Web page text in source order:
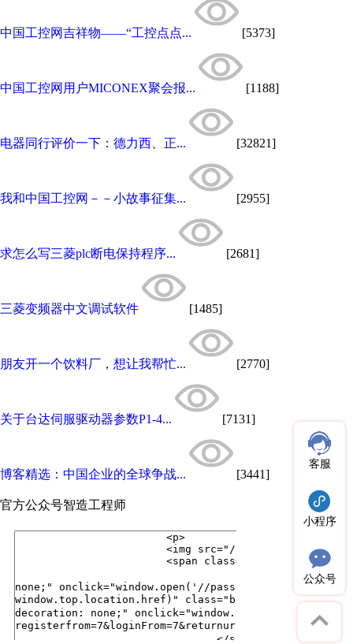
中国工控网吉祥物——“工控点点... [5373]
中国工控网用户MICONEX聚会报... [1188]
电器同行评价一下：德力西、正... [32821]
我和中国工控网－－小故事征集... [2955]
求怎么写三菱plc断电保持程序... [2681]
三菱变频器中文调试软件 [1485]
朋友开一个饮料厂，想让我帮忙... [2770]
关于台达伺服驱动器参数P1-4... [7131]
博客精选：中国企业的全球争战... [3441]
官方公众号智造工程师
客服
小程序
公众号